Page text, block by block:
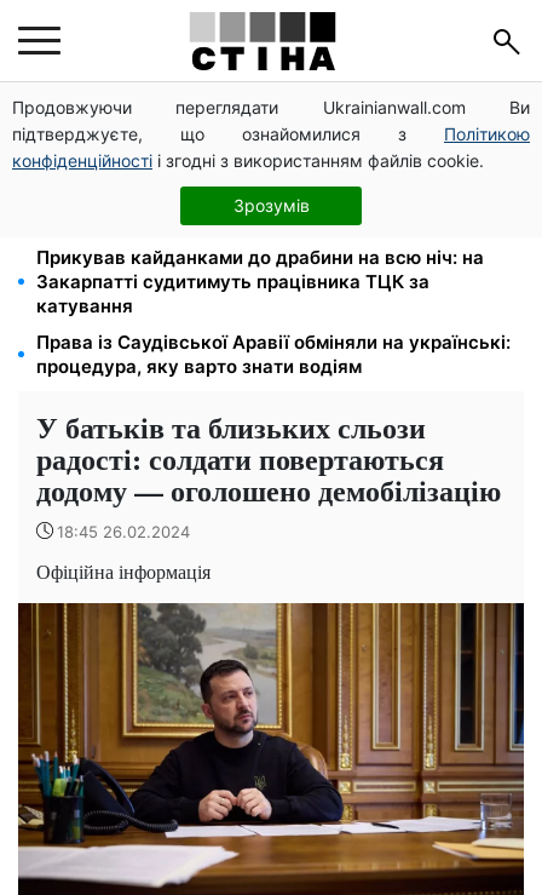
Продовжуючи переглядати Ukrainianwall.com Ви
підтверджуєте, що ознайомилися з Політикою
конфіденційності і згодні з використанням файлів cookie.
Зрозумів
На стадіоні «Спартак» у Києві відбувся
товариський матч між командами посольств США
та Франції
Мобілізація після інсульту поза законом: Лубінець
вимагає перевірки ВЛК на Полтавщині
Прикував кайданками до драбини на всю ніч: на
Закарпатті судитимуть працівника ТЦК за
катування
Права із Саудівської Аравії обміняли на українські:
процедура, яку варто знати водіям
У батьків та близьких сльози
радості: солдати повертаються
додому — оголошено демобілізацію
18:45 26.02.2024
Офіційна інформація